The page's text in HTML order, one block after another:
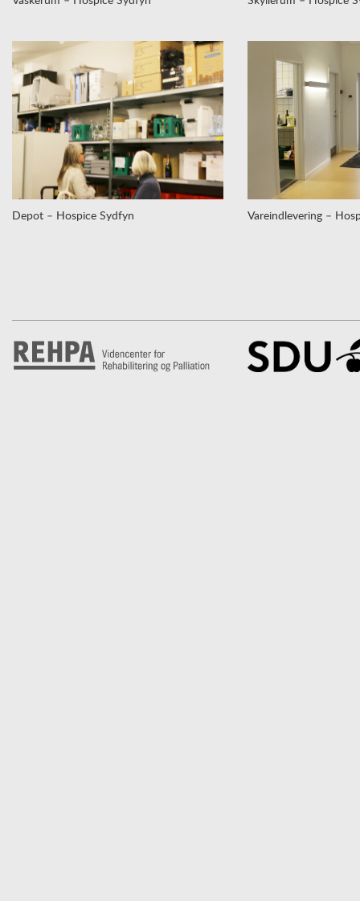
Depot – Hospice Sydfyn Vareindlevering –